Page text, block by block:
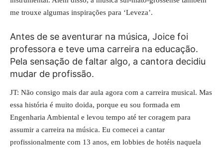
me trouxe algumas inspirações para ‘Leveza’.
Antes de se aventurar na música, Joice foi
professora e teve uma carreira na educação.
Pela sensação de faltar algo, a cantora decidiu
mudar de profissão.
JT: Não consigo mais dar aula agora com a carreira musical. Mas
essa história é muito doida, porque eu sou formada em
Engenharia Ambiental e levou tempo até ter coragem para
assumir a carreira na música. Eu comecei a cantar
profissionalmente com 13 anos, em lobbies de hotéis naquela